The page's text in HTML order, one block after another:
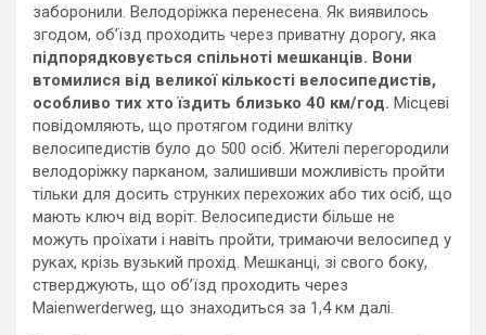
заборонили. Велодоріжка перенесена. Як виявилось
згодом, об’їзд проходить через приватну дорогу, яка
підпорядковується спільноті мешканців. Вони
втомилися від великої кількості велосипедистів,
особливо тих хто їздить близько 40 км/год. Місцеві
повідомляють, що протягом години влітку
велосипедистів було до 500 осіб. Жителі перегородили
велодоріжку парканом, залишивши можливість пройти
тільки для досить струнких перехожих або тих осіб, що
мають ключ від воріт. Велосипедисти більше не
можуть проїхати і навіть пройти, тримаючи велосипед у
руках, крізь вузький прохід. Мешканці, зі свого боку,
стверджують, що об’їзд проходить через
Maienwerderweg, що знаходиться за 1,4 км далі.